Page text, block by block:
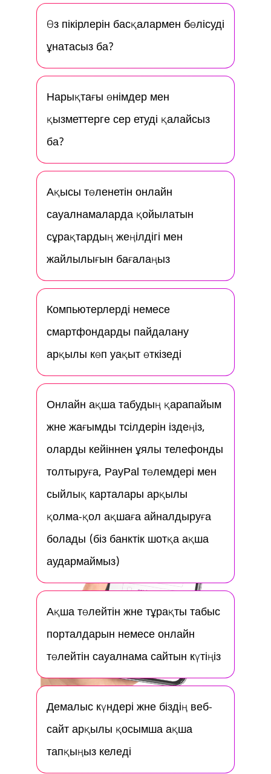
Өз пікірлерін басқалармен бөлісуді
ұнатасыз ба?
Нарықтағы өнімдер мен
қызметтерге әсер етуді қалайсыз
ба?
Ақысы төленетін онлайн
сауалнамаларда қойылатын
сұрақтардың жеңілдігі мен
жайлылығын бағалаңыз
Компьютерлерді немесе
смартфондарды пайдалану
арқылы көп уақыт өткізеді
Онлайн ақша табудың қарапайым
және жағымды тәсілдерін іздеңіз,
оларды кейіннен ұялы телефонды
толтыруға, PayPal төлемдері мен
сыйлық карталары арқылы
қолма-қол ақшаға айналдыруға
болады (біз банктік шотқа ақша
аудармаймыз)
Ақша төлейтін және тұрақты табыс
порталдарын немесе онлайн
төлейтін сауалнама сайтын күтіңіз
Демалыс күндері және біздің веб-
сайт арқылы қосымша ақша
тапқыңыз келеді